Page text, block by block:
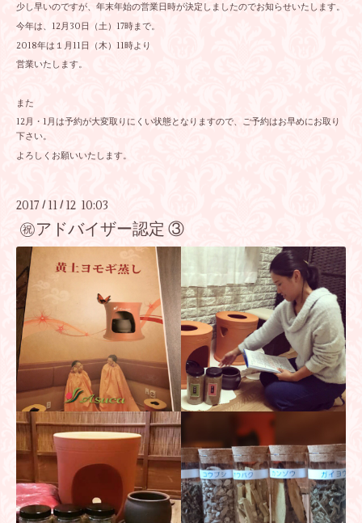
少し早いのですが、年末年始の営業日時が決定しましたのでお知らせいたします。
今年は、12月30日（土）17時まで。
2018年は１月11日（木）11時より
営業いたします。
また
12月・1月は予約が大変取りにくい状態となりますので、ご予約はお早めにお取り
下さい。
よろしくお願いいたします。
2017 / 11 / 12 10:03
㊗️アドバイザー認定 ③